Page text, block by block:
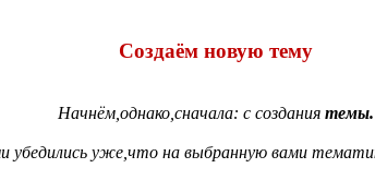
Создаём новую тему
Начнём,однако,сначала: с создания темы.
убедились уже,что на выбранную вами